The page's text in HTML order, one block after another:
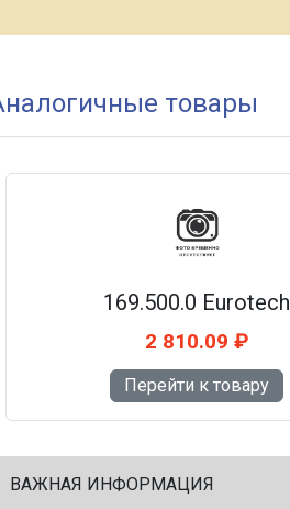
товары
169.500.0 Eurotech
2 810.09 ₽
Перейти к товару
ВАЖНАЯ ИНФОРМАЦИЯ